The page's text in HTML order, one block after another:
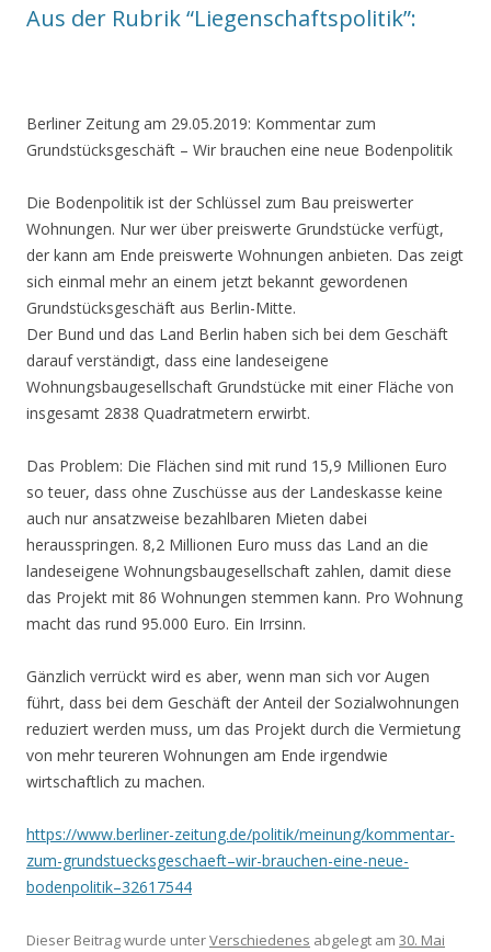
Aus der Rubrik “Liegenschaftspolitik”:
Berliner Zeitung am 29.05.2019: Kommentar zum
Grundstücksgeschäft – Wir brauchen eine neue Bodenpolitik
Die Bodenpolitik ist der Schlüssel zum Bau preiswerter
Wohnungen. Nur wer über preiswerte Grundstücke verfügt,
der kann am Ende preiswerte Wohnungen anbieten. Das zeigt
sich einmal mehr an einem jetzt bekannt gewordenen
Grundstücksgeschäft aus Berlin-Mitte.
Der Bund und das Land Berlin haben sich bei dem Geschäft
darauf verständigt, dass eine landeseigene
Wohnungsbaugesellschaft Grundstücke mit einer Fläche von
insgesamt 2838 Quadratmetern erwirbt.
Das Problem: Die Flächen sind mit rund 15,9 Millionen Euro
so teuer, dass ohne Zuschüsse aus der Landeskasse keine
auch nur ansatzweise bezahlbaren Mieten dabei
herausspringen. 8,2 Millionen Euro muss das Land an die
landeseigene Wohnungsbaugesellschaft zahlen, damit diese
das Projekt mit 86 Wohnungen stemmen kann. Pro Wohnung
macht das rund 95.000 Euro. Ein Irrsinn.
Gänzlich verrückt wird es aber, wenn man sich vor Augen
führt, dass bei dem Geschäft der Anteil der Sozialwohnungen
reduziert werden muss, um das Projekt durch die Vermietung
von mehr teureren Wohnungen am Ende irgendwie
wirtschaftlich zu machen.
https://www.berliner-zeitung.de/politik/meinung/kommentar-
zum-grundstuecksgeschaeft–wir-brauchen-eine-neue-
bodenpolitik–32617544
Dieser Beitrag wurde unterVerschiedenes abgelegt am 30. Mai